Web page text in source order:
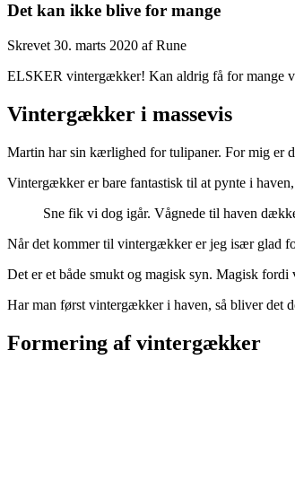
Det kan ikke blive for mange
Skrevet 30. marts 2020 afRune
ELSKER vintergækker! Kan aldrig få for mange
Vintergækker i massevis
Martin har sin kærlighed for tulipaner. For mig er
Vintergækker er bare fantastisk til at pynte i
Sne fik vi dog igår. Vågnede til haven
Når det kommer til vintergækker er jeg især glad
Det er et både smukt og magisk syn. Magisk
Har man først vintergækker i haven, så bliver det
Formering af vintergækker